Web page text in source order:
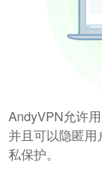
AndyVPN允许
并且可以隐匿
私保护。